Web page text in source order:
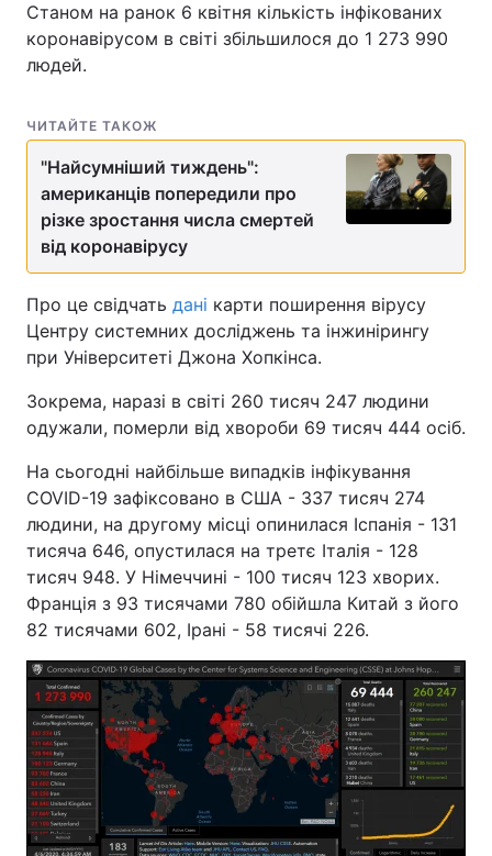
Станом на ранок 6 квітня кількість інфікованих
коронавірусом в світі збільшилося до 1 273 990
людей.
ЧИТАЙТЕ ТАКОЖ
"Найсумніший тиждень":
американців попередили про
різке зростання числа смертей
від коронавірусу
Про це свідчать дані карти поширення вірусу
Центру системних досліджень та інжинірингу
при Університеті Джона Хопкінса.
Зокрема, наразі в світі 260 тисяч 247 людини
одужали, померли від хвороби 69 тисяч 444 осіб.
На сьогодні найбільше випадків інфікування
COVID-19 зафіксовано в США - 337 тисяч 274
людини, на другому місці опинилася Іспанія - 131
тисяча 646, опустилася на третє Італія - 128
тисяч 948. У Німеччині - 100 тисяч 123 хворих.
Франція з 93 тисячами 780 обійшла Китай з його
82 тисячами 602, Ірані - 58 тисячі 226.